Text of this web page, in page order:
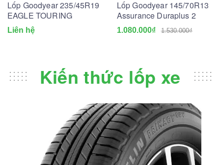
Lốp Goodyear 235/45R19
EAGLE TOURING
Liên hệ
Lốp Goodyear 145/70R13
Assurance Duraplus 2
1.080.000₫ 1.530.000₫
Kiến thức lốp xe